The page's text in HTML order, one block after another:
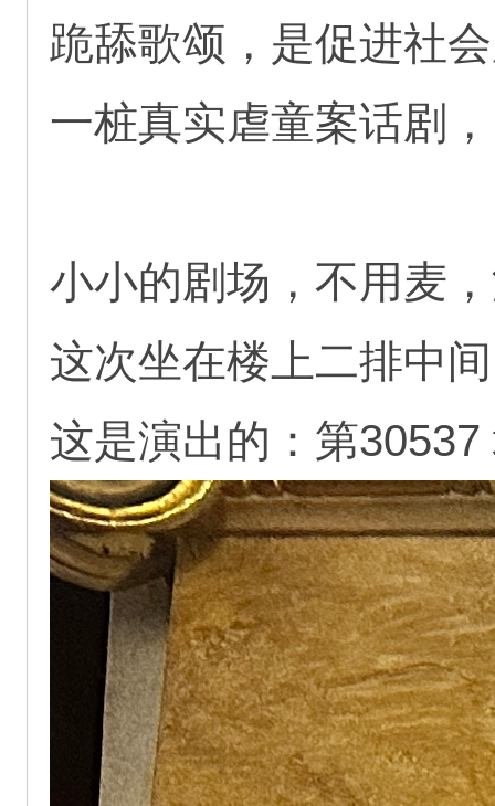
跪舔歌颂，是促进社
一桩真实虐童案话剧
小小的剧场，不用麦
这次坐在楼上二排中
这是演出的：第30537